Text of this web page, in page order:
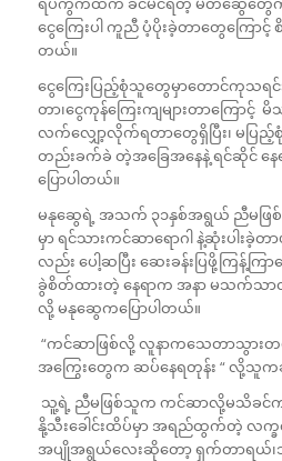
ငွေကြေးပါ ကူညီ ပံ့ပိုးခဲ့တာတွေကြေ
တယ်။
ငွေကြေးပြည့်စုံသူတွေမှာတောင်ကုသရ
တာ၊ငွေကုန်ကြေးကျများတာကြော
လက်လျှော့လိုက်ရတာတွေရှိပြီး၊ မပြ
တည်းခက်ခဲ တဲ့အခြေအနေနဲ့ ရင်ဆိုင်
ပြောပါတယ်။
မနုဆွေရဲ့ အသက် ၃၁နှစ်အရွယ် ညီမဖြစ်
မှာ ရင်သားကင်ဆာရောဂါ နဲ့ဆုံးပါးခဲ့တာ
လည်း ပေါ့ဆပြီး ဆေးခန်းပြဖို့ကြန့်က
ခွဲစိတ်ထားတဲ့ နေရာက အနာ မသက်သာတ
လို့ မနုဆွေကပြောပါတယ်။
“ကင်ဆာဖြစ်လို့ လူနာကသေတာသွားတယ်
အကြွေးတွေက ဆပ်နေရတုန်း “ လို့သူ
သူ့ရဲ့ ညီမဖြစ်သူက ကင်ဆာလို့မသိခင်က ရ
နို့သီးခေါင်းထိပ်မှာ အရည်ထွက်တဲ့ လက္
အပျိုအရွယ်လေးဆိုတော့ ရှက်တာရယ်၊သ